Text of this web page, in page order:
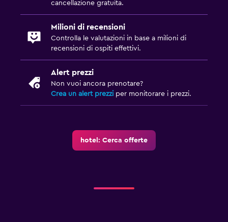
cancellazione gratuita.
Milioni di recensioni
Controlla le valutazioni in base a milioni di
recensioni di ospiti effettivi.
Alert prezzi
Non vuoi ancora prenotare?
Crea un alert prezzi per monitorare i prezzi.
hotel: Cerca offerte